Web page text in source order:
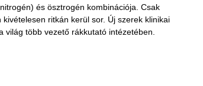
és ösztrogén kombinációja. Csak
ritkán kerül sor. Új szerek klinikai
világ több vezető rákkutató intézetében.